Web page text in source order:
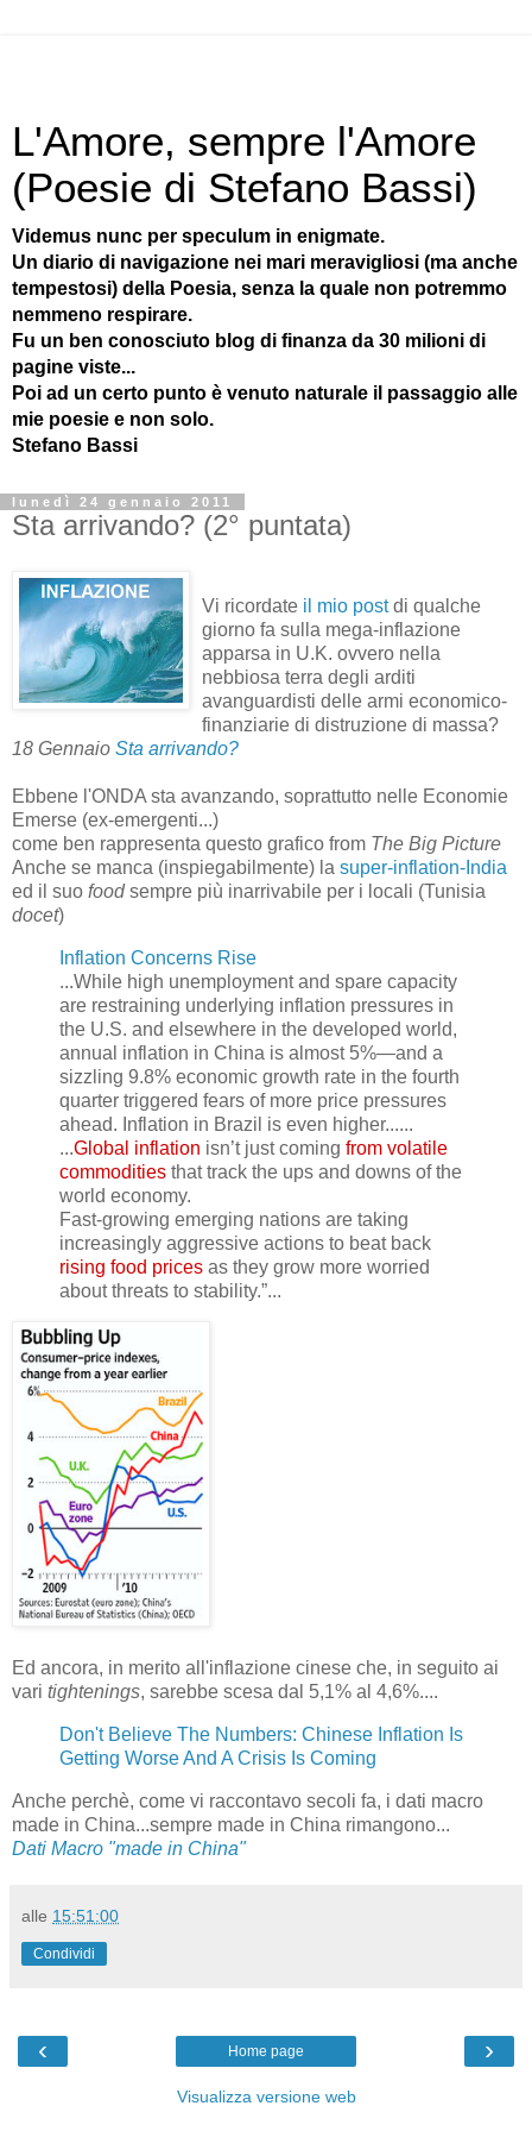
L'Amore, sempre l'Amore
(Poesie di Stefano Bassi)
Videmus nunc per speculum in enigmate.
Un diario di navigazione nei mari meravigliosi (ma anche
tempestosi) della Poesia, senza la quale non potremmo
nemmeno respirare.
Fu un ben conosciuto blog di finanza da 30 milioni di
pagine viste...
Poi ad un certo punto è venuto naturale il passaggio alle
mie poesie e non solo.
Stefano Bassi
lunedì 24 gennaio 2011
Sta arrivando? (2° puntata)
Vi ricordate il mio postdi qualche
giorno fa sulla mega-inflazione
apparsa in U.K. ovvero nella
nebbiosa terra degli arditi
avanguardisti delle armi economico-
finanziarie di distruzione di massa?
18 Gennaio Sta arrivando?
Ebbene l'ONDA sta avanzando, soprattutto nelle Economie
Emerse (ex-emergenti...)
come ben rappresenta questo grafico from The Big Picture
Anche se manca (inspiegabilmente) la super-inflation-India
ed il suo foodsempre più inarrivabile per i locali (Tunisia
docet)
Inflation Concerns Rise
...While high unemployment and spare capacity
are restraining underlying inflation pressures in
the U.S. and elsewhere in the developed world,
annual inflation in China is almost 5%—and a
sizzling 9.8% economic growth rate in the fourth
quarter triggered fears of more price pressures
ahead. Inflation in Brazil is even higher......
...Global inflation isn’t just coming from volatile
commodities that track the ups and downs of the
world economy.
Fast-growing emerging nations are taking
increasingly aggressive actions to beat back
rising food prices as they grow more worried
about threats to stability.”...
Ed ancora, in merito all'inflazione cinese che, in seguito ai
vari tightenings, sarebbe scesa dal 5,1% al 4,6%....
Don't Believe The Numbers: Chinese Inflation Is
Getting Worse And A Crisis Is Coming
Anche perchè, come vi raccontavo secoli fa, i dati macro
made in China...sempre made in China rimangono...
Dati Macro "made in China"
alle 15:51:00
Condividi
‹ ›
Home page
Visualizza versione web